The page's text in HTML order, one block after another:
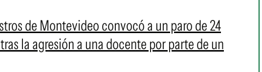
de Montevideo convocó a un paro de 24
la agresión a una docente por parte de un